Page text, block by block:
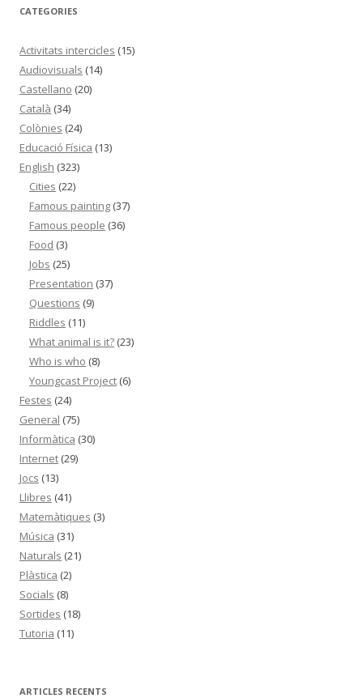
CATEGORIES
Activitats intercicles (15)
Audiovisuals (14)
Castellano (20)
Català (34)
Colònies (24)
Educació Física (13)
English (323)
Cities (22)
Famous painting (37)
Famous people (36)
Food (3)
Jobs (25)
Presentation (37)
Questions (9)
Riddles (11)
What animal is it? (23)
Who is who (8)
Youngcast Project (6)
Festes (24)
General (75)
Informàtica (30)
Internet (29)
Jocs (13)
Llibres (41)
Matemàtiques (3)
Música (31)
Naturals (21)
Plàstica (2)
Socials (8)
Sortides (18)
Tutoria (11)
ARTICLES RECENTS